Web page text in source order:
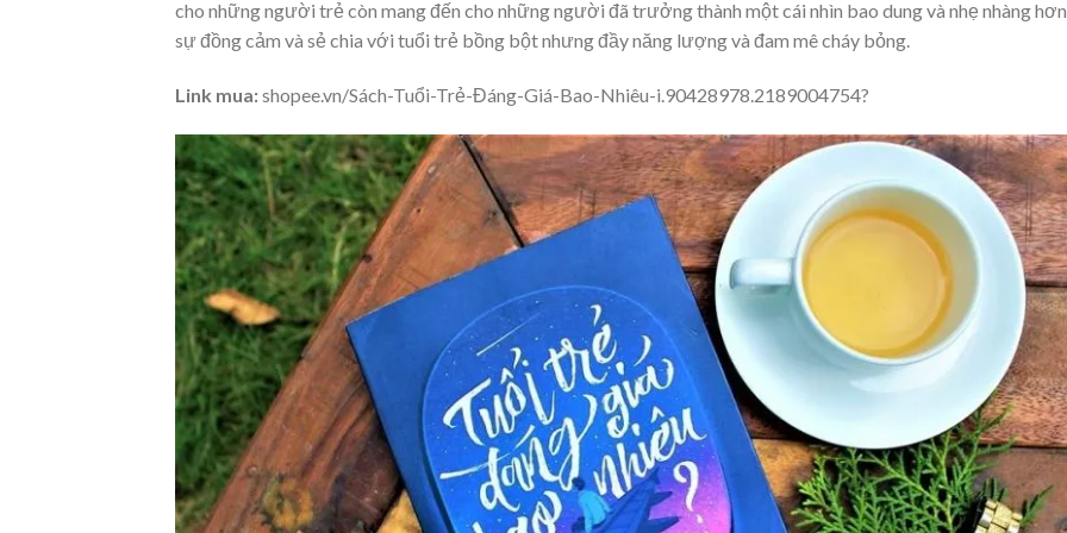
cho những người trẻ còn mang đến cho những người đã trưởng thành một cái nhìn bao dung và nhẹ nhàng
sự đồng cảm và sẻ chia với tuổi trẻ bồng bột nhưng đầy năng lượng và đam mê cháy bỏng.
Link mua:shopee.vn/Sách-Tuổi-Trẻ-Đáng-Giá-Bao-Nhiêu-i.90428978.2189004754?